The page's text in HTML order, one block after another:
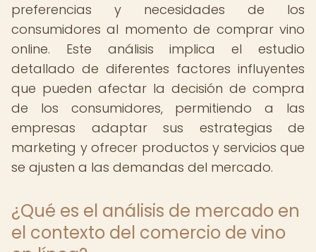
preferencias y necesidades de los
consumidores al momento de comprar vino
online. Este análisis implica el estudio
detallado de diferentes factores influyentes
que pueden afectar la decisión de compra
de los consumidores, permitiendo a las
empresas adaptar sus estrategias de
marketing y ofrecer productos y servicios que
se ajusten a las demandas del mercado.
¿Qué es el análisis de mercado en
el contexto del comercio de vino